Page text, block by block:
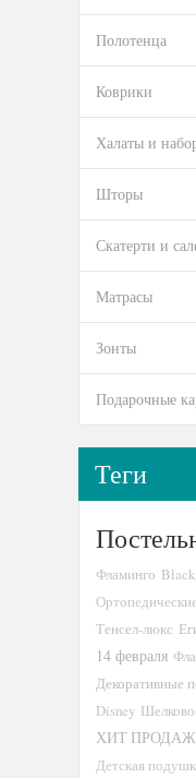
Полотенца
Коврики
Халаты и
Шторы
Скатерти и
Матрасы
Зонты
Подарочные
Теги
Фламинго
Тенсел-люкс
14 февраля
Декоративные
Disney
ХИТ ПРОДАЖ
Детская